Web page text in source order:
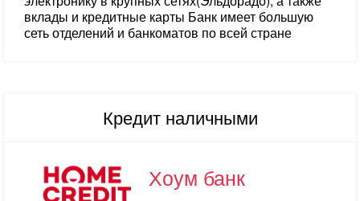
вклады и кредитные карты Банк имеет большую
сеть отделений и банкоматов по всей стране
Кредит наличными
Хоум банк